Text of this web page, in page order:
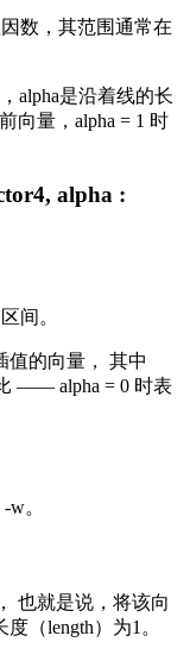
数，其范围通常在
alpha是沿着线的长
向量，alpha = 1 时
alpha :
间。
值的向量， 其中
—— alpha = 0 时表
。
也就是说，将该向
（length）为1。